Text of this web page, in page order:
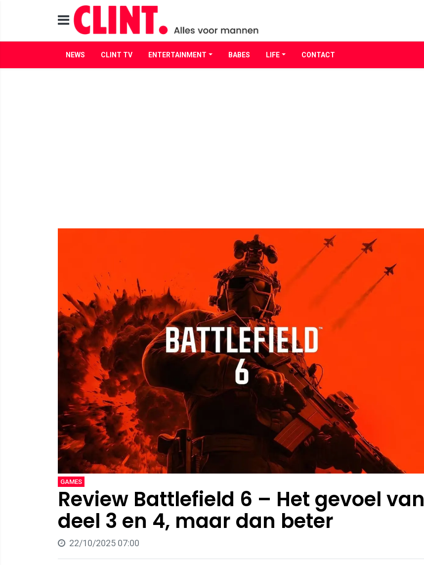
NEWS CLINT TV ENTERTAINMENT BABES LIFE CONTACT
GAMES
Review Battlefield 6 – Het gevoel van
deel 3 en 4, maar dan beter
22/10/2025 07:00